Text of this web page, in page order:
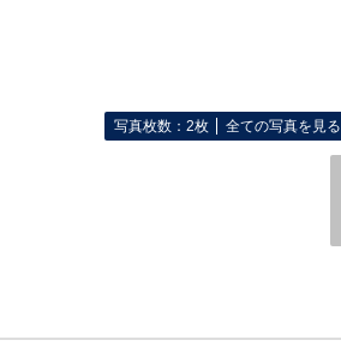
写真枚数：2枚 全ての写真を見る